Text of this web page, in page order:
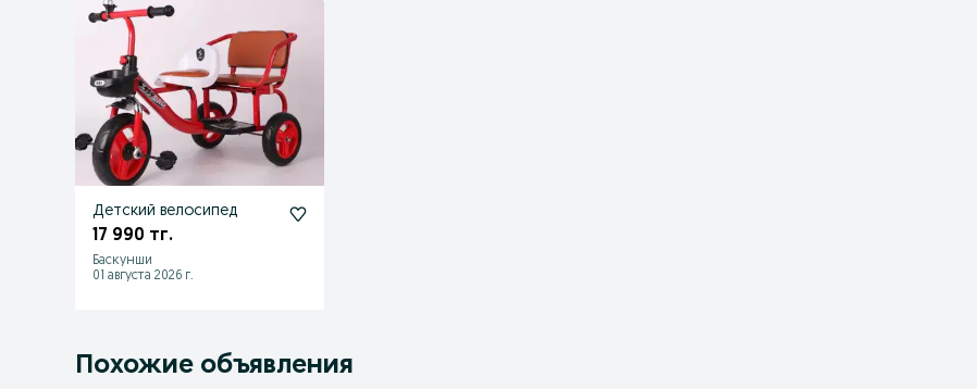
Детский велосипед
17 990 тг.
Баскунши
01 августа 2026 г.
Похожие объявления